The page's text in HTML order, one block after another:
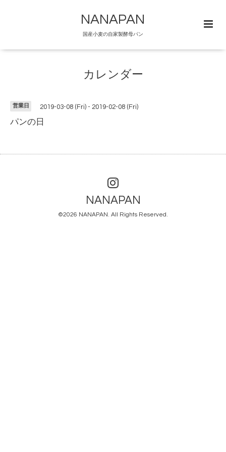
NANAPAN
国産小麦の自家製酵母パン
カレンダー
営業日 2019-03-08 (Fri) - 2019-02-08 (Fri)
パンの日
NANAPAN
©2026 NANAPAN. All Rights Reserved.